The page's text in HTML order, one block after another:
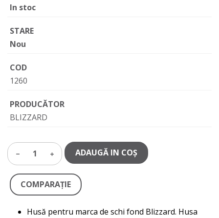
In stoc
STARE
Nou
COD
1260
PRODUCĂTOR
BLIZZARD
1 ADAUGĂ IN COŞ
COMPARAŢIE
Husă pentru marca de schi fond Blizzard. Husa